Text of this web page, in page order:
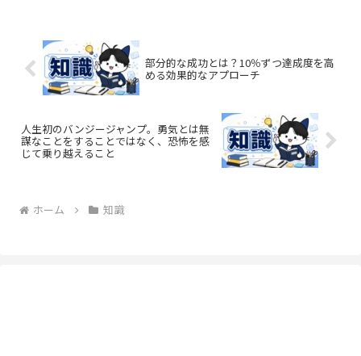
部分的な成功とは？10％ずつ達成度を高
める効果的なアプローチ
人生初のバンジージャンプ。勇気とは無
謀なことをすることではなく、恐怖を感
じて乗り越えること
ホーム 知識